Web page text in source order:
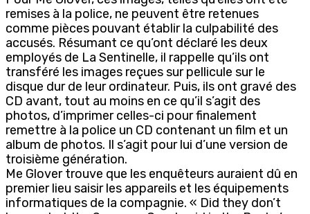
remises à la police, ne peuvent être retenues
comme pièces pouvant établir la culpabilité des
accusés. Résumant ce qu’ont déclaré les deux
employés de La Sentinelle, il rappelle qu’ils ont
transféré les images reçues sur pellicule sur le
disque dur de leur ordinateur. Puis, ils ont gravé des
CD avant, tout au moins en ce qu’il s’agit des
photos, d’imprimer celles-ci pour finalement
remettre à la police un CD contenant un film et un
album de photos. Il s’agit pour lui d’une version de
troisième génération.
Me Glover trouve que les enquêteurs auraient dû en
premier lieu saisir les appareils et les équipements
informatiques de la compagnie. « Did they don’t